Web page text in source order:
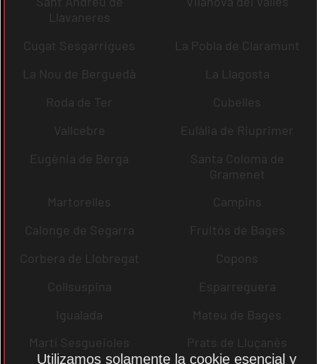
Llavaneres
Cugat Sesgarrigues
La Pobla de Claramunt
La Nou de Berguedà
La Llagosta
Roda de Ter
Cubelles
Vallcebre
Eulàlia de Riuprimer
Eugènia de Berga
Santa Coloma de
Gramenet
Martorelles
Campins
Calonge de Segarra
Fruitós de Bages
Corbera de Llobregat
Copons
Collsuspina
Esparreguera
Igualada
Mateu de Bages
Martí Sesgueioles
Prats de Lluçanès
Utilizamos solamente la cookie esencial y